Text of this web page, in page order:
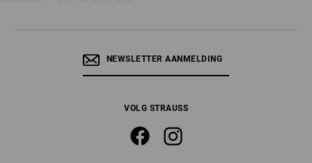
NEWSLETTER AANMELDING
VOLG STRAUSS